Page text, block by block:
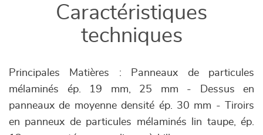
Caractéristiques
techniques
Principales Matières : Panneaux de particules
mélaminés ép. 19 mm, 25 mm - Dessus en
panneaux de moyenne densité ép. 30 mm - Tiroirs
en panneux de particules mélaminés lin taupe, ép.